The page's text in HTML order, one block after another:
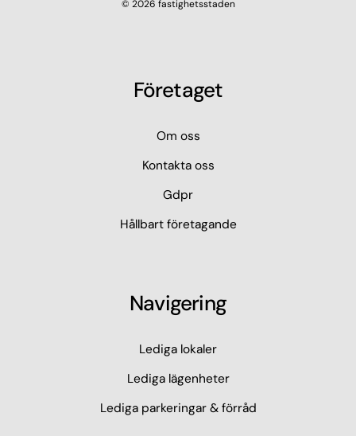
© 2026 fastighetsstaden
Företaget
Om oss
Kontakta oss
Gdpr
Hållbart företagande
Navigering
Lediga lokaler
Lediga lägenheter
Lediga parkeringar & förråd